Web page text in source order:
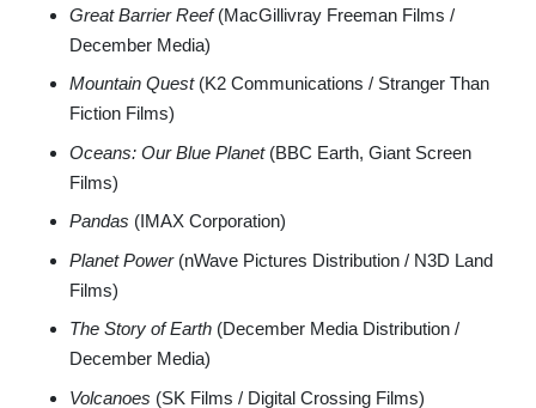
Great Barrier Reef(MacGillivray Freeman Films /
December Media)
Mountain Quest(K2 Communications / Stranger Than
Fiction Films)
Oceans: Our Blue Planet(BBC Earth, Giant Screen
Films)
Pandas (IMAX Corporation)
Planet Power(nWave Pictures Distribution / N3D Land
Films)
The Story of Earth(December Media Distribution /
December Media)
Volcanoes (SK Films / Digital Crossing Films)